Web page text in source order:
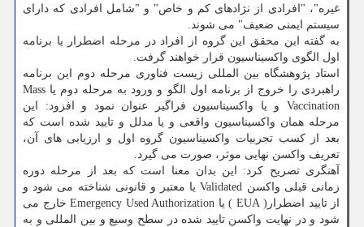
غیره"، "افرادی از نژادهای کم و خاص" و "شامل افرادی که دارای
سیستم ایمنی ضعیف" می شوند.
به گفته این محقق این گروه از افراد در مرحله اضطرار یا برنامه
اول الگوی واکسیناسیون قرار خواهند گرفت.
استاد پژوهشگاه بین المللی زیست فناوری مرحله دوم این برنامه
راهبردی را خروج از برنامه اول الگو و ورود به مرحله دوم یا Mass
Vaccination و یا واکسیناسیون فراگیر عنوان نمود و افزود: این
مرحله همان واکسیناسیون واقعی و یا مدلل و تایید شده است که
بعد از کسب تجربیات واکسیناسیون گروه اول و ارزیابی های آن،
تعریف واکسن نهایی موثر، صورت می گیرد.
آهنگری تصریح کرد: این بدان معنا است که بعد از مرحله دوره
زمانی قبلی واکسن Validated یا معتبر و قانونی شناخته می شود و
از تایید اضطرار( EUA ) یا Emergency Used Authorization خارج می
شود و در نهایت واکسن تایید شده در سطح وسیع و بین المللی و به